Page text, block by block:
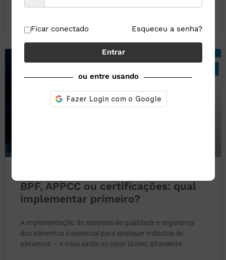
GESTÃO DA QUALIDADE
BPF, APPCC ou certificações: qual
implementar primeiro?
A implementação de sistemas de qualidade e segurança
dos alimentos é essencial para qualquer indústria de
alimentos — e mais ainda no setor lácteo, altamente
Ficar conectado Esqueceu a senha?
Entrar
ou entre usando